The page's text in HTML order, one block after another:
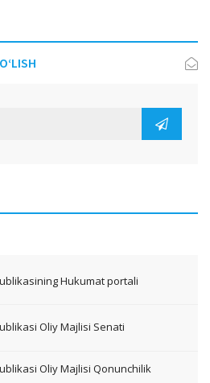
Hukumat portali
Oliy Majlisi Senati
Oliy Majlisi Qonunchilik